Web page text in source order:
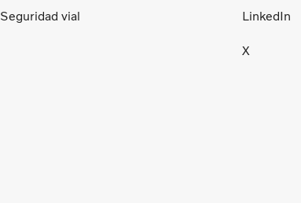
Seguridad vial LinkedIn
X